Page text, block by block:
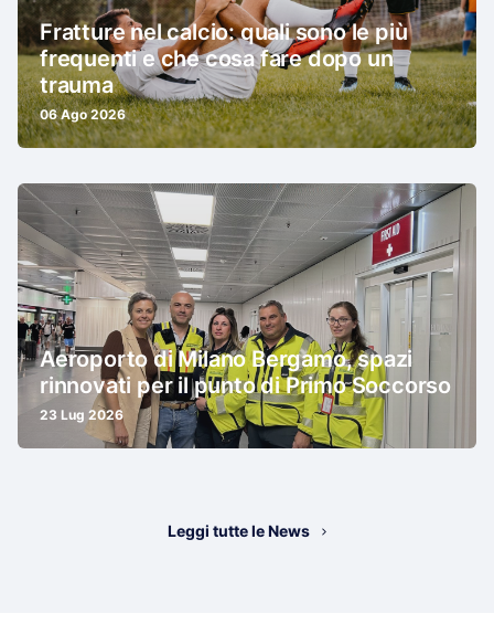
Fratture nel calcio: quali sono le più
frequenti e che cosa fare dopo un
trauma
06 Ago 2026
Aeroporto di Milano Bergamo, spazi
rinnovati per il punto di Primo Soccorso
23 Lug 2026
Leggi tutte le News